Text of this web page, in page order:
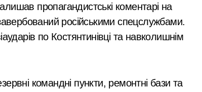
у Києві оновили центр репродуктивної медицини
стратегії»: критика політики безпеки Києва
анулювання прав власності на фіктивну будівлю
пропагандистські коментарі на
російськими спецслужбами.
по Костянтинівці та навколишнім
командні пункти, ремонтні бази та